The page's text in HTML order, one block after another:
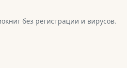
без регистрации и вирусов.